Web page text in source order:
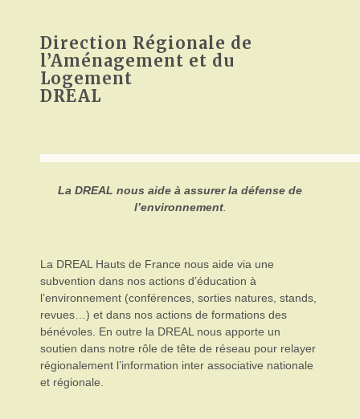
Direction Régionale de
l’Aménagement et du
Logement
DREAL
La DREAL nous aide à assurer la défense de
l’environnement.
La DREAL Hauts de France nous aide via une
subvention dans nos actions d’éducation à
l’environnement (conférences, sorties natures, stands,
revues…) et dans nos actions de formations des
bénévoles. En outre la DREAL nous apporte un
soutien dans notre rôle de tête de réseau pour relayer
régionalement l’information inter associative nationale
et régionale.